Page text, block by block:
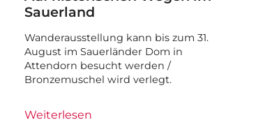
Sauerland
Wanderausstellung kann bis zum 31.
August im Sauerländer Dom in
Attendorn besucht werden /
Bronzemuschel wird verlegt.
Weiterlesen